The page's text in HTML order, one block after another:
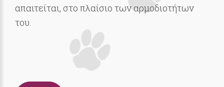
απαιτείται, στο πλαίσιο των αρμοδιοτήτων
του.